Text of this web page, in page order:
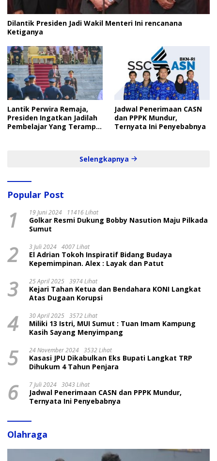
Dilantik Presiden Jadi Wakil Menteri Ini rencanana
Ketiganya
Lantik Perwira Remaja,
Presiden Ingatkan Jadilah
Pembelajar Yang Terampil
Jadwal Penerimaan CASN
dan PPPK Mundur,
Ternyata Ini Penyebabnya
Selengkapnya
Popular Post
1 19 Juni 2024 11416 Lihat
Golkar Resmi Dukung Bobby Nasution Maju Pilkada
Sumut
2 3 Juli 2024 4007 Lihat
El Adrian Tokoh Inspiratif Bidang Budaya
Kepemimpinan. Alex : Layak dan Patut
3 25 April 2025 3974 Lihat
Kejari Tahan Ketua dan Bendahara KONI Langkat
Atas Dugaan Korupsi
4 30 April 2025 3572 Lihat
Miliki 13 Istri, MUI Sumut : Tuan Imam Kampung
Kasih Sayang Menyimpang
5 24 November 2024 3532 Lihat
Kasasi JPU Dikabulkan Eks Bupati Langkat TRP
Dihukum 4 Tahun Penjara
6 7 Juli 2024 3043 Lihat
Jadwal Penerimaan CASN dan PPPK Mundur,
Ternyata Ini Penyebabnya
Olahraga